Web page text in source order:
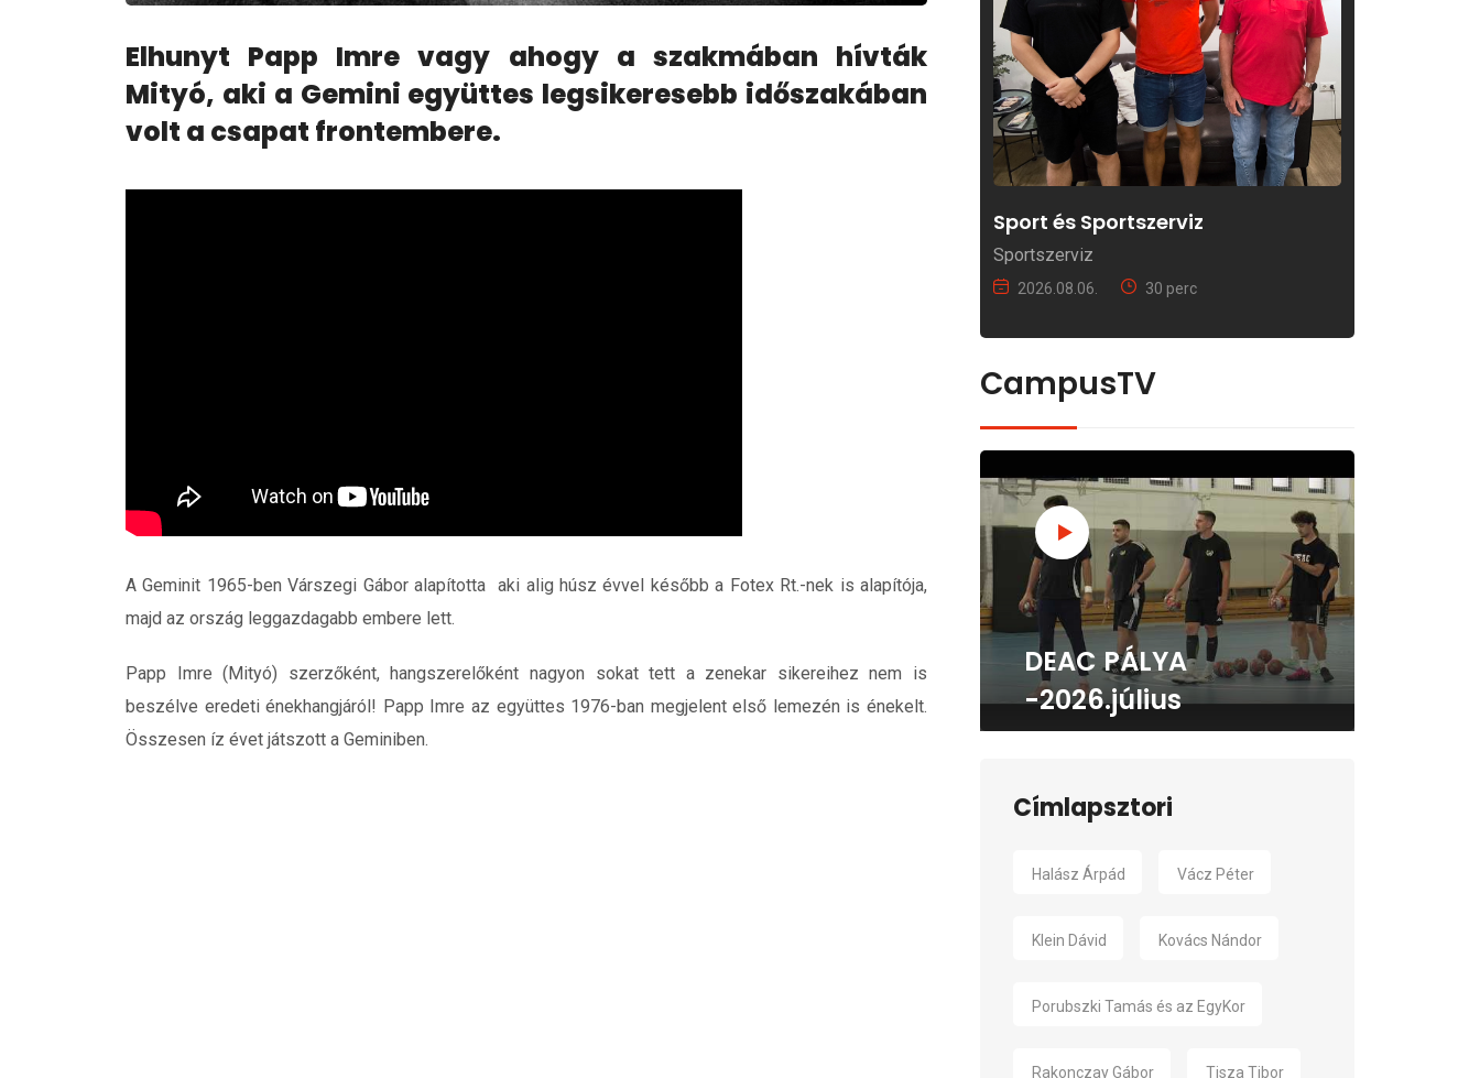
Elhunyt Papp Imre vagy ahogy a szakmában hívták
Mityó, aki a Gemini együttes legsikeresebb időszakában
volt a csapat frontembere.
A Geminit 1965-ben Várszegi Gábor alapította aki alig húsz évvel később a Fotex Rt.-nek is alapítója,
majd az ország leggazdagabb embere lett.
Papp Imre (Mityó) szerzőként, hangszerelőként nagyon sokat tett a zenekar sikereihez nem is
beszélve eredeti énekhangjáról! Papp Imre az együttes 1976-ban megjelent első lemezén is énekelt.
Összesen íz évet játszott a Geminiben.
Sport és Sportszerviz
Sportszerviz
2026.08.06. 30 perc
CampusTV
DEAC PÁLYA
-2026.július
Címlapsztori
Halász Árpád Vácz Péter
Klein Dávid Kovács Nándor
Porubszki Tamás és az EgyKor
Rakonczay Gábor Tisza Tibor